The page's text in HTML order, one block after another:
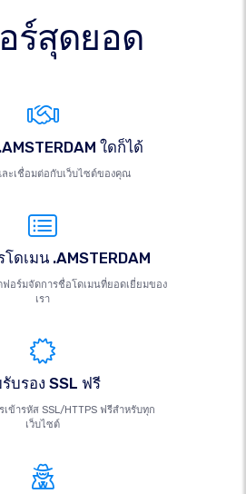
ร์สุดยอด
ใดก็ได้
ละเชื่อมต่อกับเว็บไซต์ของคุณ
ดเมน .AMSTERDAM
ฟอร์มจัดการชื่อโดเมนที่ยอดเยี่ยมของ
เรา
บรอง SSL ฟรี
ข้ารหัส SSL/HTTPS ฟรีสำหรับทุก
เว็บไซต์